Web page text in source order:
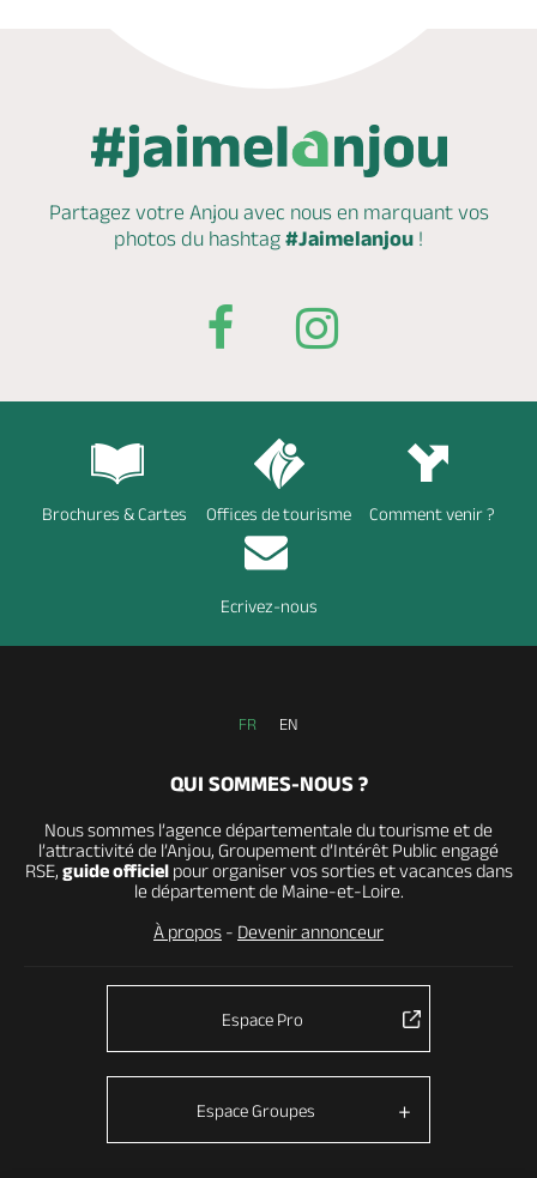
Partagez votre Anjou avec nous en marquantvos
photos du hashtag #Jaimelanjou !
Brochures & Cartes Offices de tourisme Comment venir ?
Ecrivez-nous
FR EN
QUI SOMMES-NOUS ?
Nous sommes l’agence départementale du tourisme et de
l’attractivité de l’Anjou, Groupement d’Intérêt Public engagé
RSE, guide officielpour organiser vos sorties et vacances dans
le département de Maine-et-Loire.
À propos - Devenir annonceur
Espace Pro
Espace Groupes